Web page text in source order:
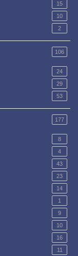
15
10
2
106
24
29
53
177
8
4
43
23
14
1
9
10
16
11